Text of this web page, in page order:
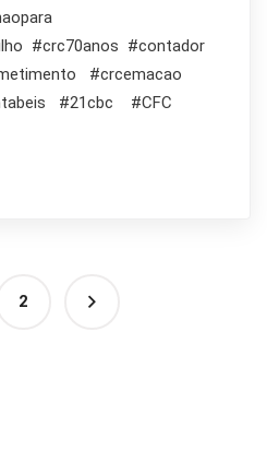
#crc70anos #contador
#crcemacao
#21cbc #CFC
2